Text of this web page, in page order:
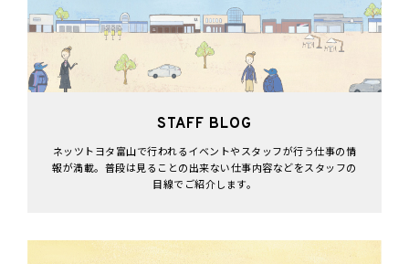
STAFF BLOG
ネッツトヨタ富山で行われるイベントやスタッフが行う仕事の情
報が満載。普段は見ることの出来ない仕事内容などをスタッフの
目線でご紹介します。